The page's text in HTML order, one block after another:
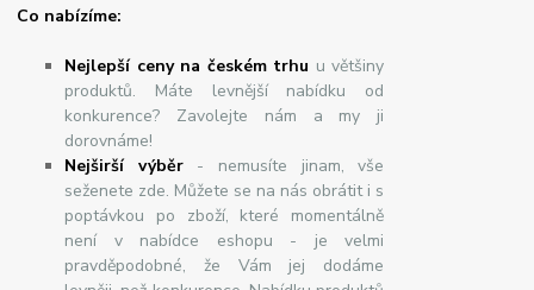
Co nabízíme:
Nejlepší ceny na českém trhu u většiny
produktů. Máte levnější nabídku od
konkurence? Zavolejte nám a my ji
dorovnáme!
Nejširšívýběr- nemusíte jinam, vše
seženete zde. Můžete se na nás obrátit i s
poptávkou po zboží, které momentálně
není v nabídce eshopu - je velmi
pravděpodobné, že Vám jej dodáme